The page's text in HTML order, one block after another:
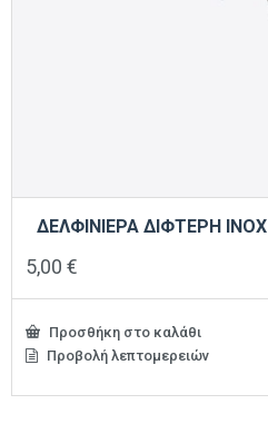
ΔΕΛΦΙΝΙΕΡΑ ΔΙΦΤΕΡΗ INOX
5,00 €
Προσθήκη στο καλάθι
Προβολή λεπτομερειών